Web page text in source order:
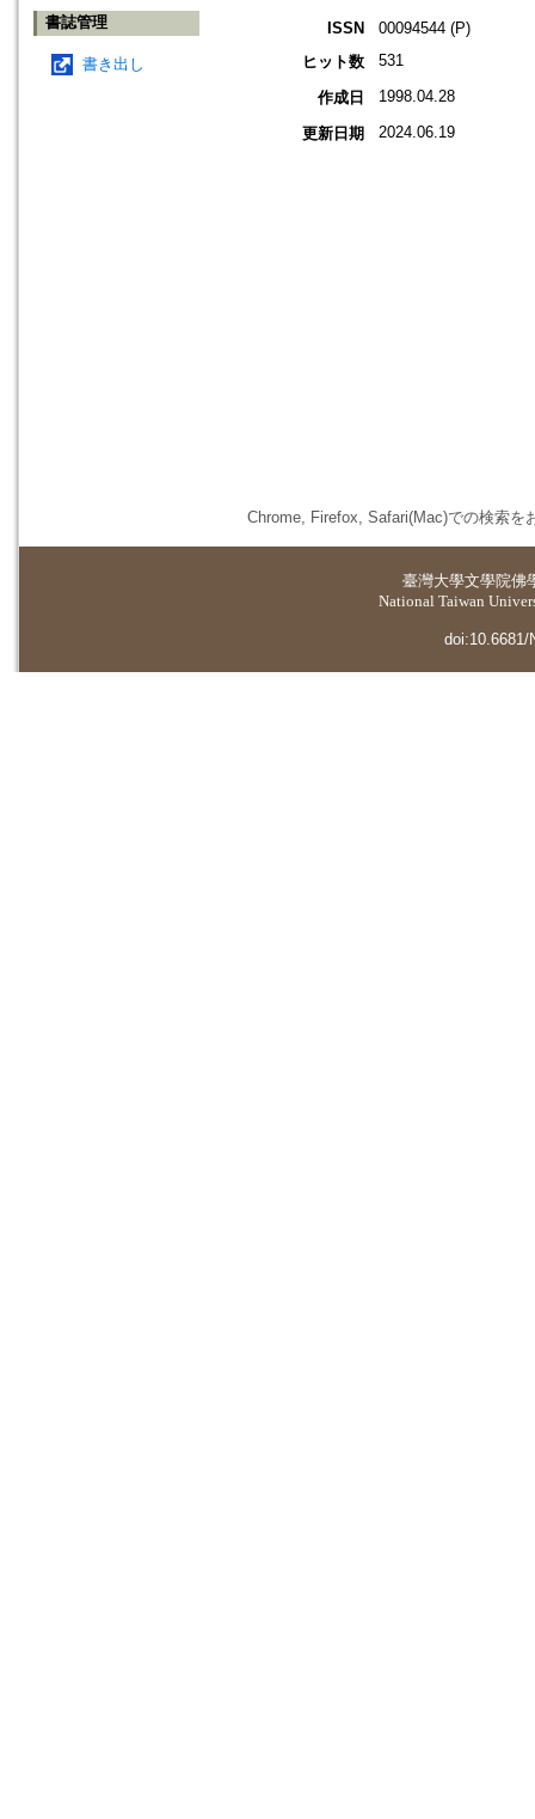
書誌管理
書き出し
ISSN
00094544 (P)
ヒット数
531
作成日 1998.04.28
更新日期 2024.06.19
Chrome, Firefox, Safari(Mac)での検索を
臺灣大學文學院佛
National Taiwan
doi:10.6681/